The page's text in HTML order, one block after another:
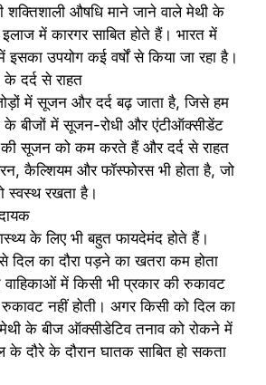
शक्तिशाली औषधि माने जाने वाले मेथी के
इलाज में कारगर साबित होते हैं। भारत में
इसका उपयोग कई वर्षों से किया जा रहा है।
दर्द से राहत
में सूजन और दर्द बढ़ जाता है, जिसे हम
के बीजों में सूजन-रोधी और एंटीऑक्सीडेंट
की सूजन को कम करते हैं और दर्द से राहत
कैल्शियम और फॉस्फोरस भी होता है, जो
स्वस्थ रखता है।
के लिए भी बहुत फायदेमंद होते हैं।
का दौरा पड़ने का खतरा कम होता
में किसी भी प्रकार की रुकावट
नहीं होती। अगर किसी को दिल का
मेथी के बीज ऑक्सीडेटिव तनाव को रोकने में
दौरे के दौरान घातक साबित हो सकता